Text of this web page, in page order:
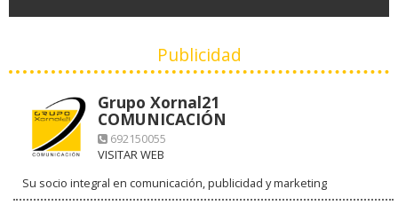
Publicidad
Grupo Xornal21
COMUNICACIÓN
692150055
VISITAR WEB
Su socio integral en comunicación, publicidad y marketing